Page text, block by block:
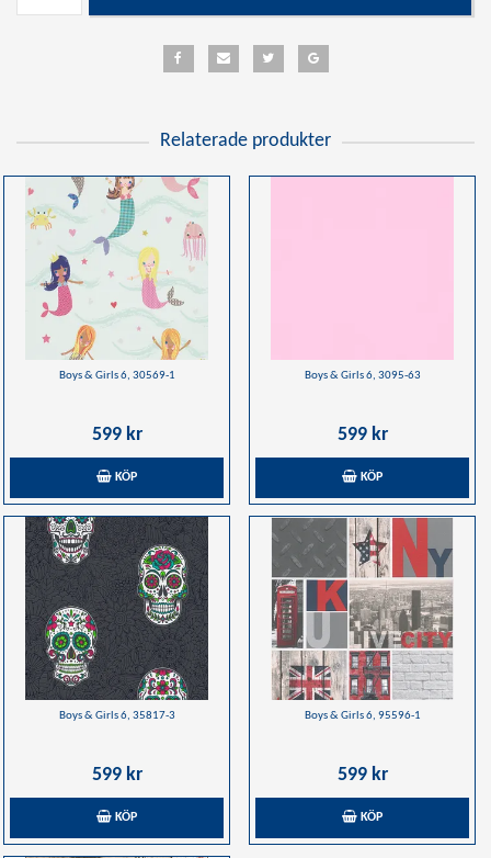
Relaterade produkter
Boys & Girls 6, 30569-1
599 kr
KÖP
Boys & Girls 6, 3095-63
599 kr
KÖP
Boys & Girls 6, 35817-3
599 kr
KÖP
Boys & Girls 6, 95596-1
599 kr
KÖP